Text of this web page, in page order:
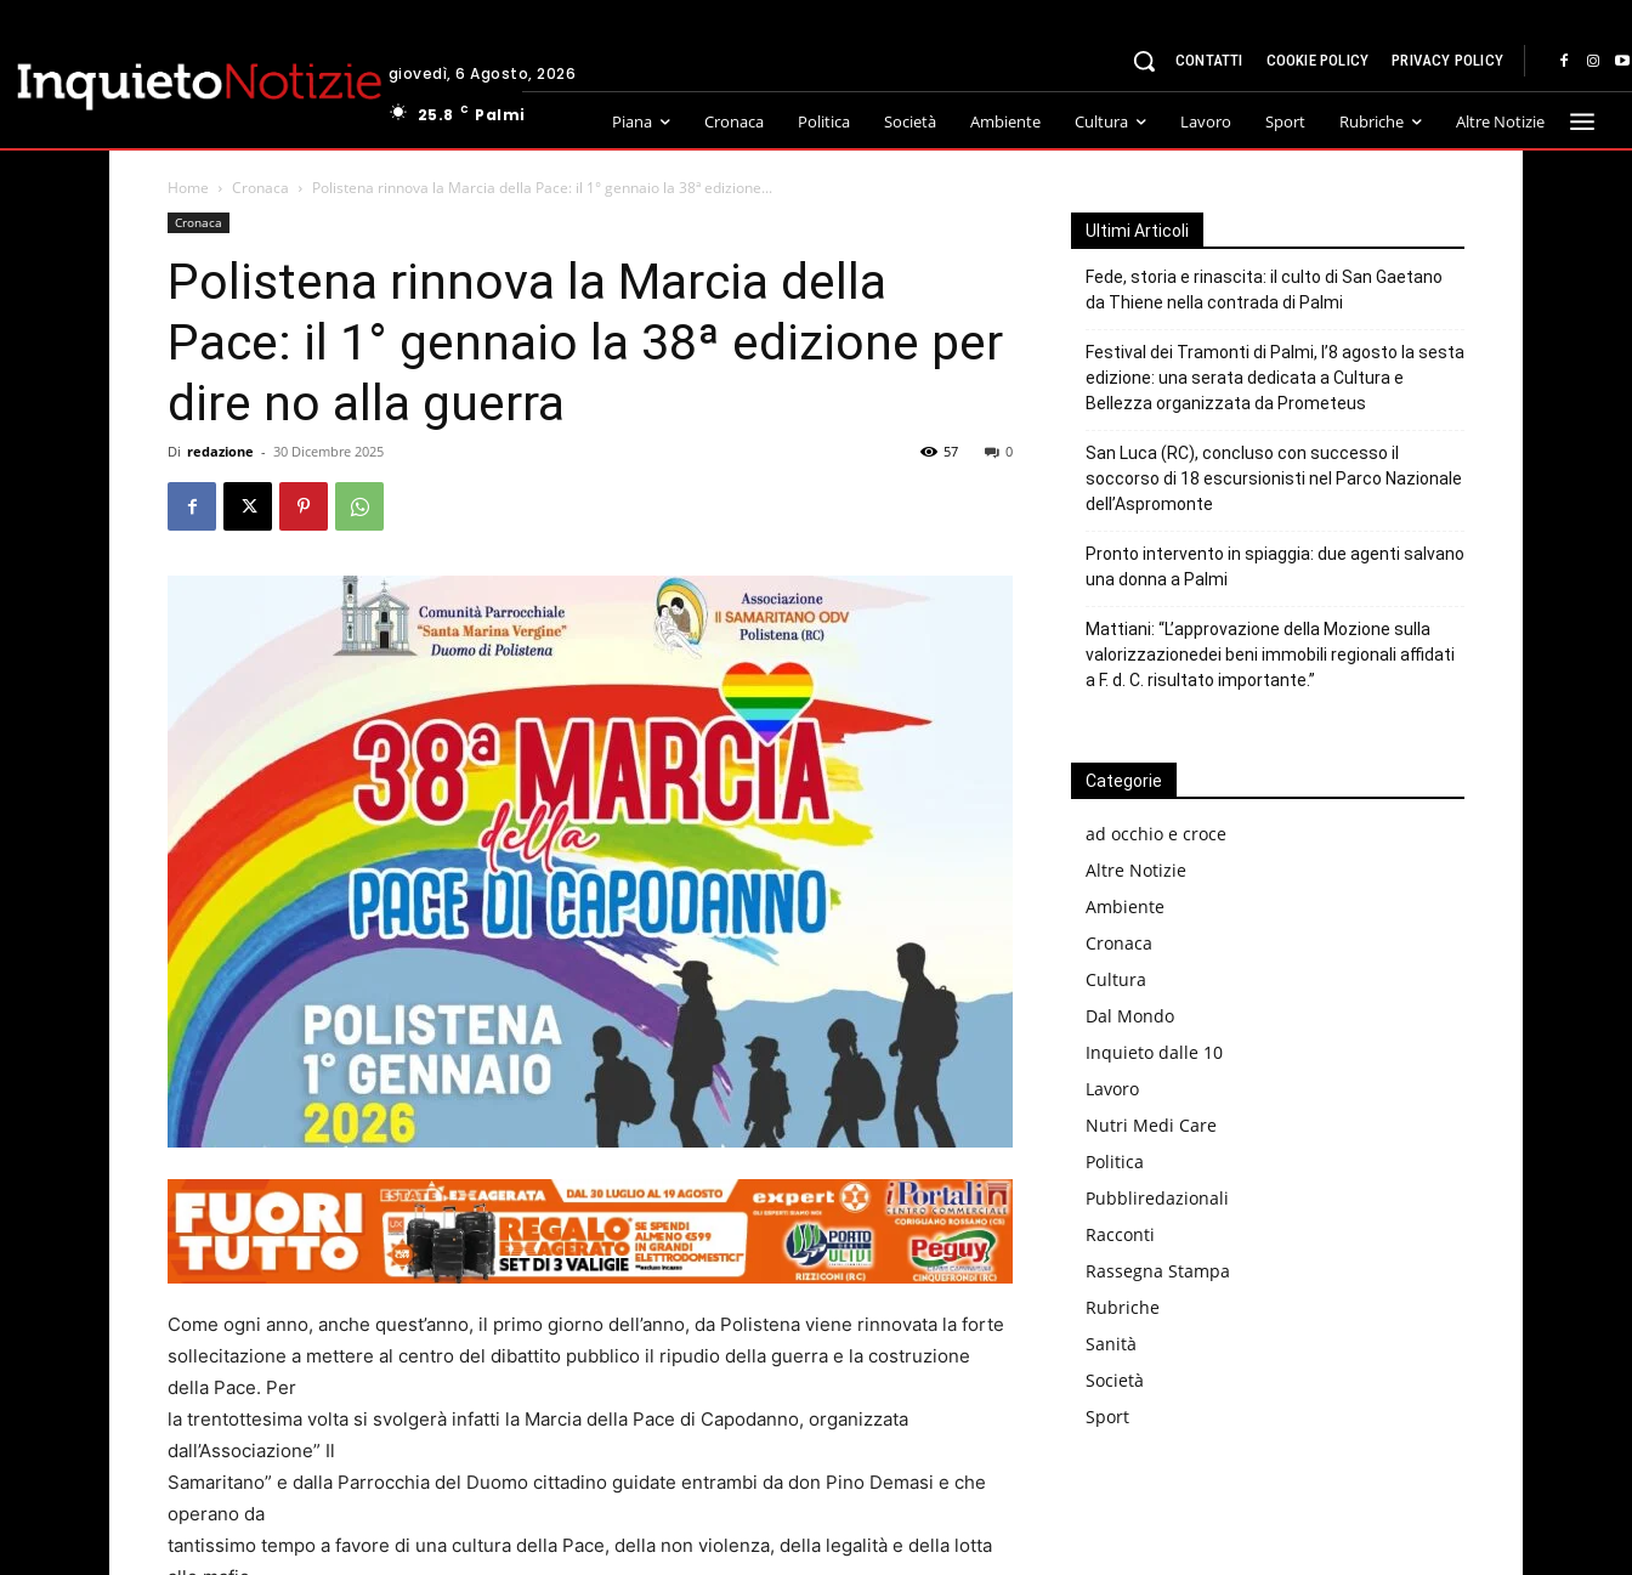
giovedì, 6 Agosto, 2026
25.8
C Palmi
CONTATTI COOKIE POLICY PRIVACY POLICY
Piana Cronaca Politica Società Ambiente Cultura Lavoro Sport Rubriche Altre Notizie
Home Cronaca Polistena rinnova la Marcia della Pace: il 1° gennaio la 38ª edizione...
Cronaca
Polistena rinnova la Marcia della
Pace: il 1° gennaio la 38ª edizione per
dire no alla guerra
Di redazione - 30 Dicembre 2025 0
57
Come ogni anno, anche quest’anno, il primo giorno dell’anno, da Polistena viene rinnovata la forte
sollecitazione a mettere al centro del dibattito pubblico il ripudio della guerra e la costruzione
della Pace. Per
la trentottesima volta si svolgerà infatti la Marcia della Pace di Capodanno, organizzata
dall’Associazione” Il
Samaritano” e dalla Parrocchia del Duomo cittadino guidate entrambi da don Pino Demasi e che
operano da
tantissimo tempo a favore di una cultura della Pace, della non violenza, della legalità e della lotta
Ultimi Articoli
Fede, storia e rinascita: il culto di San Gaetano
da Thiene nella contrada di Palmi
Festival dei Tramonti di Palmi, l’8 agosto la sesta
edizione: una serata dedicata a Cultura e
Bellezza organizzata da Prometeus
San Luca (RC), concluso con successo il
soccorso di 18 escursionisti nel Parco Nazionale
dell’Aspromonte
Pronto intervento in spiaggia: due agenti salvano
una donna a Palmi
Mattiani: “L’approvazione della Mozione sulla
valorizzazionedei beni immobili regionali affidati
a F. d. C. risultato importante.”
Categorie
ad occhio e croce
Altre Notizie
Ambiente
Cronaca
Cultura
Dal Mondo
Inquieto dalle 10
Lavoro
Nutri Medi Care
Politica
Pubbliredazionali
Racconti
Rassegna Stampa
Rubriche
Sanità
Società
Sport